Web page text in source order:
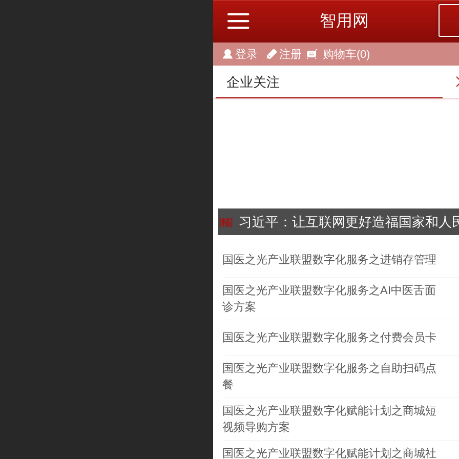
智用网
登录 注册 购物车(0)
企业关注
习近平：让互联网更好造福国家和人
国医之光产业联盟数字化服务之进销存管理
国医之光产业联盟数字化服务之AI中医舌面
诊方案
国医之光产业联盟数字化服务之付费会员卡
国医之光产业联盟数字化服务之自助扫码点
餐
国医之光产业联盟数字化赋能计划之商城短
视频导购方案
国医之光产业联盟数字化赋能计划之商城社